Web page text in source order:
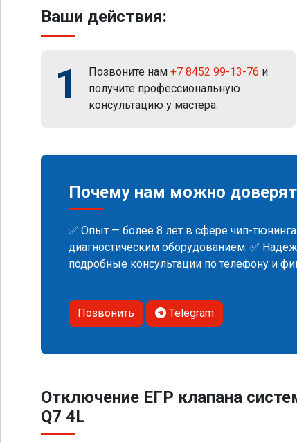
Ваши действия:
1 Позвоните нам +7 8452 99-13-76 и
получите профессиональную
консультацию у мастера.
Почему нам можно
✅ Опыт — более 8 лет в сфере чип-
диагностическим оборудованием. ✅
подробные консультации по телефону и
Позвонить Telegram
Отключение ЕГР клапана
Q7 4L